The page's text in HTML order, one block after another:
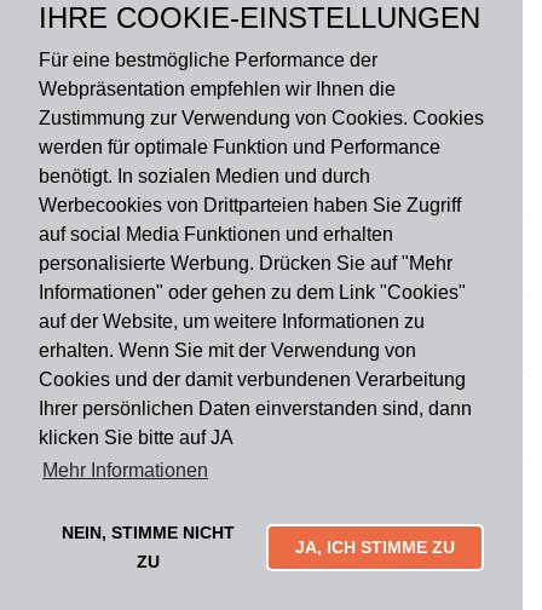
IHRE COOKIE-EINSTELLUNGEN
Für eine bestmögliche Performance der
Webpräsentation empfehlen wir Ihnen die
Zustimmung zur Verwendung von Cookies. Cookies
werden für optimale Funktion und Performance
benötigt. In sozialen Medien und durch
Werbecookies von Drittparteien haben Sie Zugriff
auf social Media Funktionen und erhalten
personalisierte Werbung. Drücken Sie auf "Mehr
Informationen" oder gehen zu dem Link "Cookies"
auf der Website, um weitere Informationen zu
erhalten. Wenn Sie mit der Verwendung von
Cookies und der damit verbundenen Verarbeitung
Ihrer persönlichen Daten einverstanden sind, dann
klicken Sie bitte auf JA
Mehr Informationen
NEIN, STIMME NICHT
ZU
JA, ICH STIMME ZU
Material:100% Polyester
40 x 60 cm, 50 x 70 cm
Zahlungsart
Versandart
Du findest uns auch auf
Informationen
Impressum Widerruf
Mytailor croodles